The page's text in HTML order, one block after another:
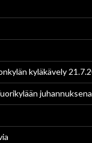
kyläkävely